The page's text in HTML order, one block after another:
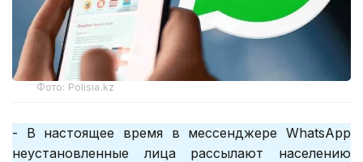
Фото: Polisia.kz
- В настоящее время в мессенджере WhatsApp
неустановленные лица рассылают населению